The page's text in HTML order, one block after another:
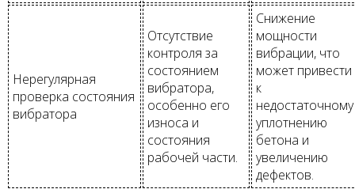
Нерегулярная
проверка состояния
вибратора
Отсутствие
контроля за
состоянием
вибратора,
особенно его
износа и
состояния
рабочей части.
Снижение
мощности
вибрации, что
может привести
к
недостаточному
уплотнению
бетона и
увеличению
дефектов.